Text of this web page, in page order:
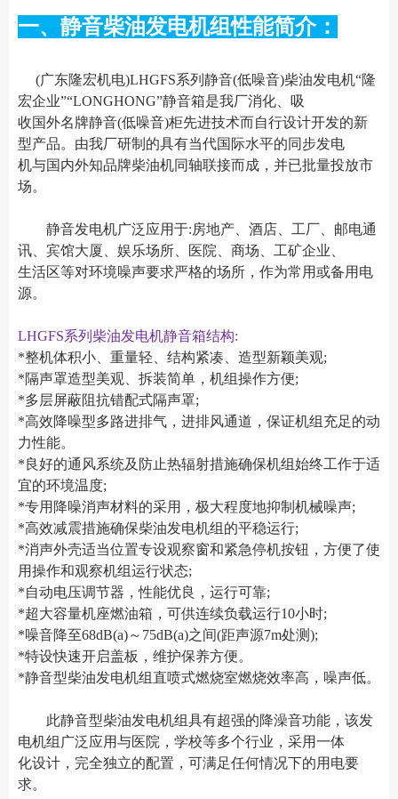
一、静音柴油发电机组性能简介：
(广东隆宏机电)LHGFS系列静音(低噪音)柴油发电机“隆
宏企业”“LONGHONG”静音箱是我厂消化、吸
收国外名牌静音(低噪音)柜先进技术而自行设计开发的新
型产品。由我厂研制的具有当代国际水平的同步发电
机与国内外知品牌柴油机同轴联接而成，并已批量投放市
场。
静音发电机广泛应用于:房地产、酒店、工厂、邮电通
讯、宾馆大厦、娱乐场所、医院、商场、工矿企业、
生活区等对环境噪声要求严格的场所，作为常用或备用电
源。
LHGFS系列柴油发电机静音箱结构:
*整机体积小、重量轻、结构紧凑、造型新颖美观;
*隔声罩造型美观、拆装简单，机组操作方便;
*多层屏蔽阻抗错配式隔声罩;
*高效降噪型多路进排气，进排风通道，保证机组充足的动
力性能。
*良好的通风系统及防止热辐射措施确保机组始终工作于适
宜的环境温度;
*专用降噪消声材料的采用，极大程度地抑制机械噪声;
*高效减震措施确保柴油发电机组的平稳运行;
*消声外壳适当位置专设观察窗和紧急停机按钮，方便了使
用操作和观察机组运行状态;
*自动电压调节器，性能优良，运行可靠;
*超大容量机座燃油箱，可供连续负载运行10小时;
*噪音降至68dB(a)～75dB(a)之间(距声源7m处测);
*特设快速开启盖板，维护保养方便。
*静音型柴油发电机组直喷式燃烧室燃烧效率高，噪声低。
此静音型柴油发电机组具有超强的降澡音功能，该发
电机组广泛应用与医院，学校等多个行业，采用一体
化设计，完全独立的配置，可满足任何情况下的用电要
求。